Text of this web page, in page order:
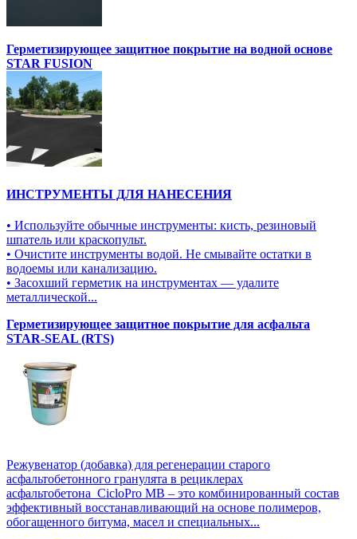
Герметизирующее защитное покрытие на водной основе
STAR FUSION
ИНСТРУМЕНТЫ ДЛЯ НАНЕСЕНИЯ
• Используйте обычные инструменты: кисть, резиновый
шпатель или краскопульт.
• Очистите инструменты водой. Не смывайте остатки в
водоемы или канализацию.
• Засохший герметик на инструментах — удалите
металлической...
Герметизирующее защитное покрытие для асфальта
STAR-SEAL (RTS)
Режувенатор (добавка) для регенерации старого
асфальтобетонного гранулята в рециклерах
асфальтобетона CicloPro MB – это комбинированный состав
эффективный восстанавливающий на основе полимеров,
обогащенного битума, масел и специальных...